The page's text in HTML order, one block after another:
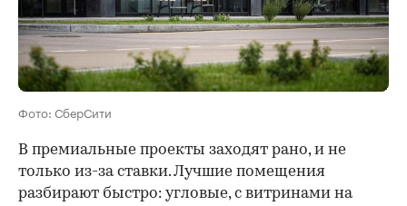
Фото: СберСити
В премиальные проекты заходят рано, и не
только из-за ставки. Лучшие помещения
разбирают быстро: угловые, с витринами на